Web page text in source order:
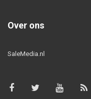
Over ons
SaleMedia.nl